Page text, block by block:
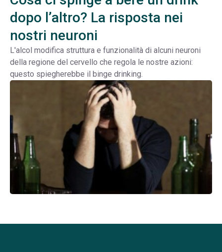
dopo l’altro? La risposta nei
nostri neuroni
L'alcol modifica struttura e funzionalità di alcuni neuroni
della regione del cervello che regola le nostre azioni:
questo spiegherebbe il binge drinking.